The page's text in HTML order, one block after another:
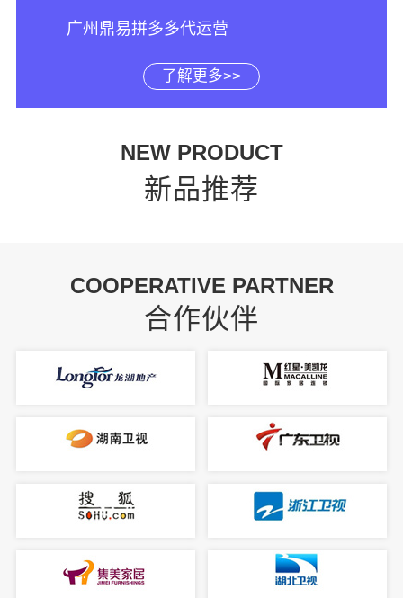
广州鼎易拼多多代运营
了解更多>>
NEW PRODUCT
新品推荐
COOPERATIVE PARTNER
合作伙伴